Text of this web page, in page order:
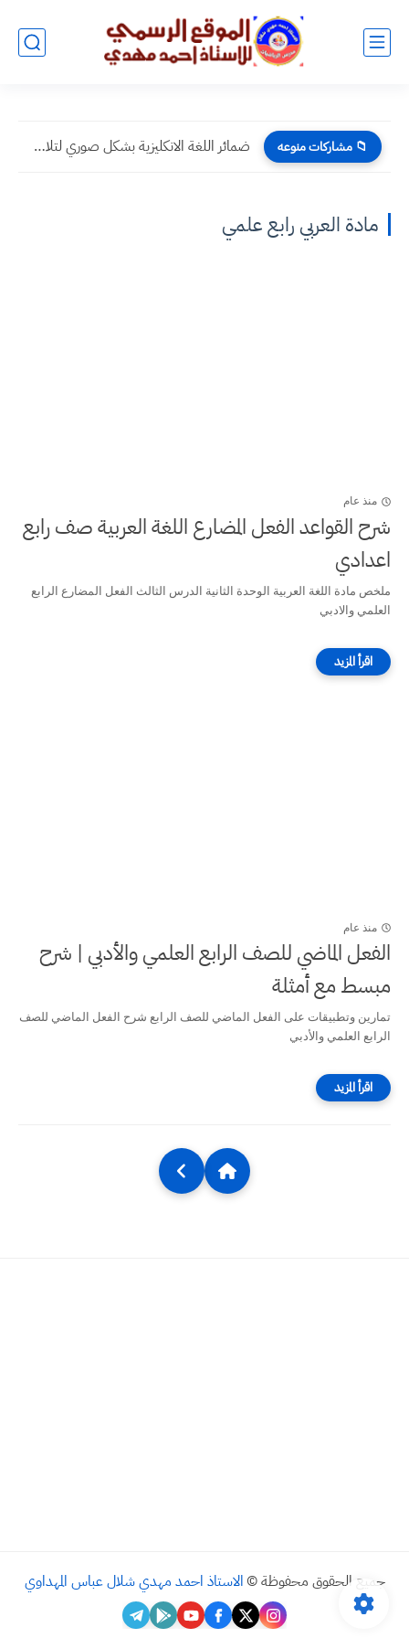
📁 مشاركات منوعه ضمائر اللغة الانكليزية بشكل صوري لتلاميذ المرحلة الإبتدائية
مادة العربي رابع علمي
منذ عام
شرح القواعد الفعل المضارع اللغة العربية صف رابع
اعدادي
ملخص مادة اللغة العربية الوحدة الثانية الدرس الثالث الفعل المضارع الرابع
العلمي والادبي
منذ عام
الفعل الماضي للصف الرابع العلمي والأدبي | شرح
مبسط مع أمثلة
تمارين وتطبيقات على الفعل الماضي للصف الرابع شرح الفعل الماضي للصف
الرابع العلمي والأدبي
جميع الحقوق محفوظة © الاستاذ احمد مهدي شلال عباس المهداوي